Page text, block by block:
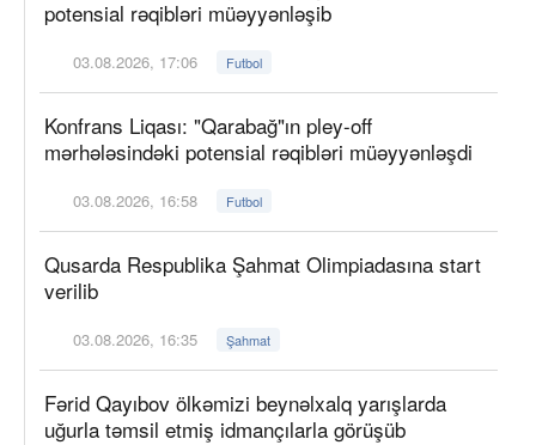
potensial rəqibləri müəyyənləşib
03.08.2026, 17:06 Futbol
Konfrans Liqası: "Qarabağ"ın pley-off
mərhələsindəki potensial rəqibləri müəyyənləşdi
03.08.2026, 16:58 Futbol
Qusarda Respublika Şahmat Olimpiadasına start
verilib
03.08.2026, 16:35 Şahmat
Fərid Qayıbov ölkəmizi beynəlxalq yarışlarda
uğurla təmsil etmiş idmançılarla görüşüb